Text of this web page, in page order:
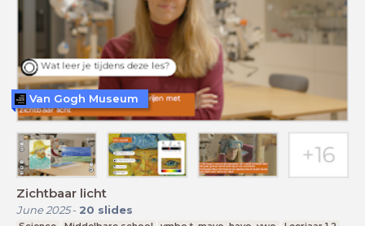
Zichtbaar licht
June 2025- 20 slides
Van Gogh Museum